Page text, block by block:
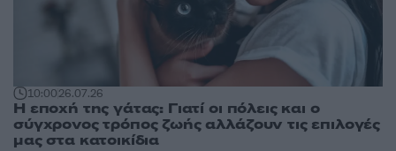
10:0026.07.26
Η εποχή της γάτας: Γιατί οι πόλεις και ο
σύγχρονος τρόπος ζωής αλλάζουν τις επιλογές
μας στα κατοικίδια